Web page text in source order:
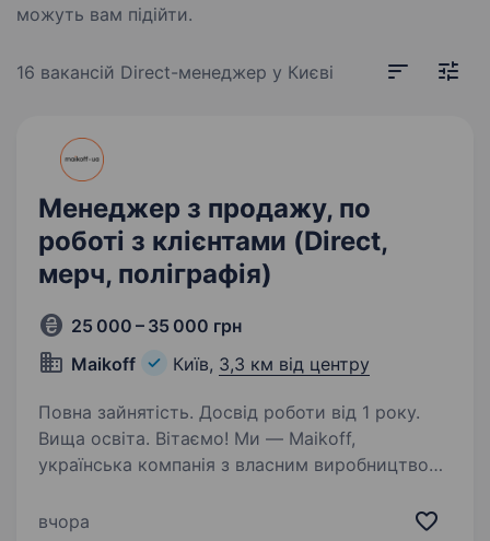
можуть вам підійти.
16 вакансій Direct-менеджер у Києві
Менеджер з продажу, по
роботі з клієнтами (Direct,
мерч, поліграфія)
25 000 – 35 000 грн
Maikoff
Київ, 3,3 км від центру
Повна зайнятість. Досвід роботи від 1 року.
Вища освіта. Вітаємо! Ми — Maikoff,
українська компанія з власним виробництвом
на одязі й сувенірній продукції. Наша
вчора